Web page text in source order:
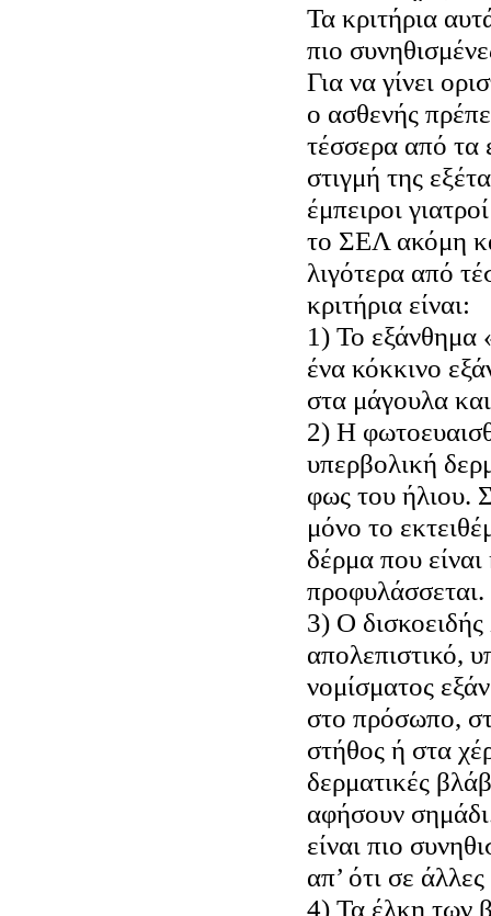
Τα κριτήρια
πιο
Για να γίνει
ο ασθενής
τέσσερα από τα
στιγμή της
έμπειροι
το ΣΕΛ ακόμη
λιγότερα από
κριτήρια είναι:
1) Το εξάνθημα
ένα κόκκινο
στα μάγουλα
2) Η
υπερβολική
φως του ήλιου.
μόνο το
δέρμα που
προφυλάσσεται.
3) Ο δισκοειδής
απολεπιστικό,
νομίσματος
στο πρόσωπο,
στήθος ή στα
δερματικές
αφήσουν
είναι πιο
απ’ ότι σε
4) Τα έλκη των